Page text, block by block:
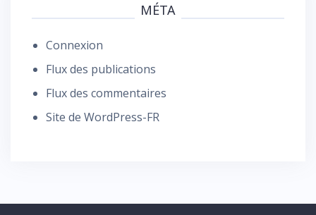
MÉTA
Connexion
Flux des publications
Flux des commentaires
Site de WordPress-FR